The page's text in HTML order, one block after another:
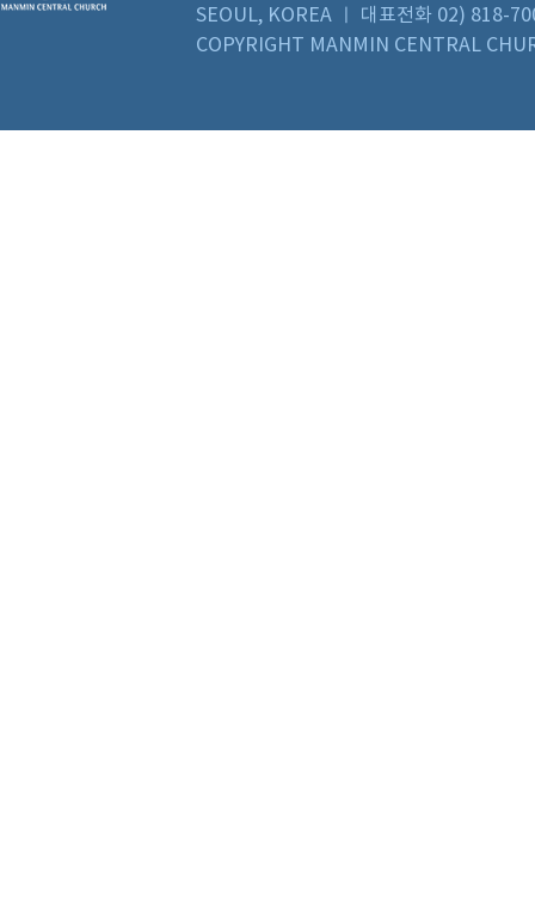
SEOUL, KOREA ㅣ 대표전화 02) 818-
COPYRIGHT MANMIN CENTRAL